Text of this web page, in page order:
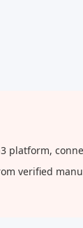
platform,
verified